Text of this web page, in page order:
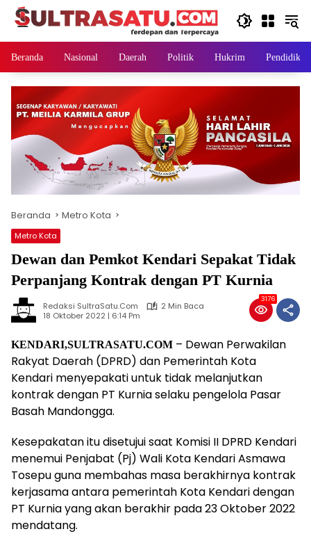
Langsung
Beranda Nasional Daerah Politik Hukrim Pendidikan
Beranda Metro Kota
Metro Kota
Dewan dan Pemkot Kendari Sepakat Tidak
Perpanjang Kontrak dengan PT Kurnia
Redaksi SultraSatu.Com
2 Min Baca
18 Oktober 2022 | 6:14 Pm
3176
KENDARI,SULTRASATU.COM – Dewan Perwakilan
Rakyat Daerah (DPRD) dan Pemerintah Kota
Kendari menyepakati untuk tidak melanjutkan
kontrak dengan PT Kurnia selaku pengelola Pasar
Basah Mandongga.
Kesepakatan itu disetujui saat Komisi II DPRD Kendari
menemui Penjabat (Pj) Wali Kota Kendari Asmawa
Tosepu guna membahas masa berakhirnya kontrak
kerjasama antara pemerintah Kota Kendari dengan
PT Kurnia yang akan berakhir pada 23 Oktober 2022
mendatang.